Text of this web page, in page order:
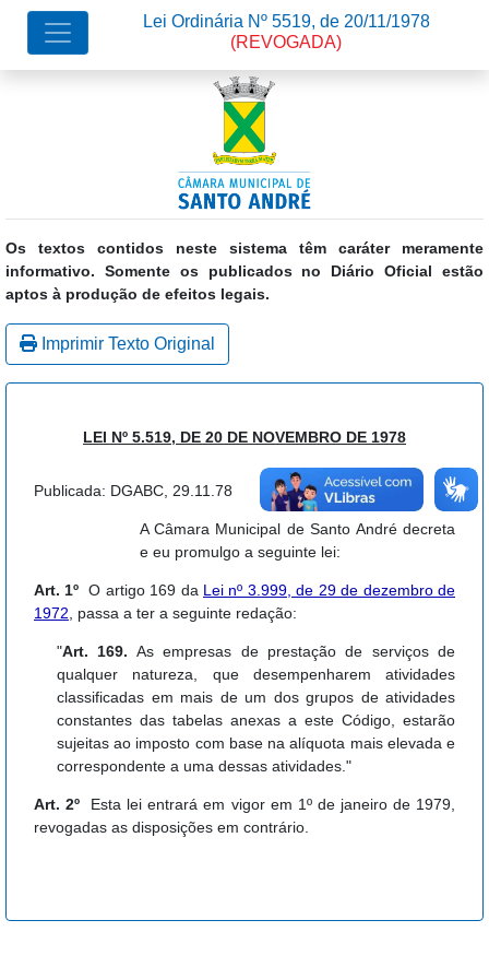
Os textos contidos neste sistema têm caráter meramente
informativo. Somente os publicados no Diário Oficial estão
aptos à produção de efeitos legais.
Lei Ordinária Nº 5519, de 20/11/1978
(REVOGADA)
Imprimir Texto Original
LEI Nº 5.519, DE 20 DE NOVEMBRO DE 1978
Publicada: DGABC, 29.11.78
A Câmara Municipal de Santo André decreta
e eu promulgo a seguinte lei:
Art. 1º O artigo 169 da Lei nº 3.999, de 29 de dezembro de
1972 , passa a ter a seguinte redação:
"Art. 169. As empresas de prestação de serviços de
qualquer natureza, que desempenharem atividades
classificadas em mais de um dos grupos de atividades
constantes das tabelas anexas a este Código, estarão
sujeitas ao imposto com base na alíquota mais elevada e
correspondente a uma dessas atividades."
Art. 2º Esta lei entrará em vigor em 1º de janeiro de 1979,
revogadas as disposições em contrário.